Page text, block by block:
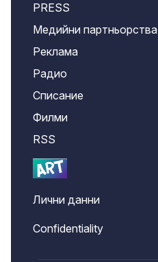
PRESS
Медийни партньорства
Реклама
Радио
Списание
Филми
RSS
Лични данни
Confidentiality